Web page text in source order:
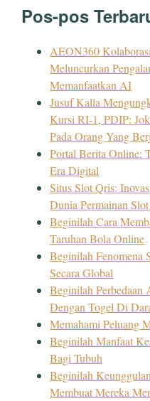
Pos-pos
AEON360
Meluncurkan
Memanfaatkan AI
Jusuf Kalla
Kursi RI-1, PDIP:
Pada Orang Yang
Portal Berita Online:
Era Digital
Situs Slot Qris:
Dunia Permainan
Beginilah Cara
Taruhan Bola Online
Beginilah Fenomena
Secara Global
Beginilah Perbedaan
Dengan Togel Di
Memahami Peluang
Beginilah Manfaat
Bagi Tubuh
Beginilah
Membuat Mereka